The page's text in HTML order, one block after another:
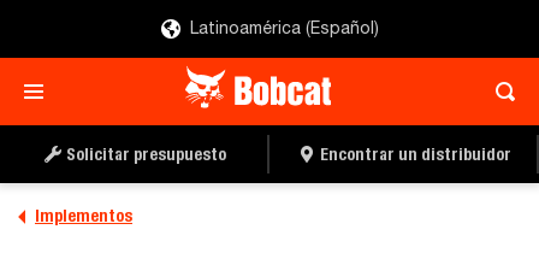
Latinoamérica (Español)
Solicitar presupuesto Encontrar un distribuidor
Implementos
LOCALIZAR UN